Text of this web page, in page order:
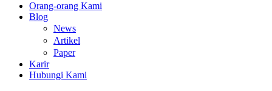
Orang-orang Kami
Blog
News
Artikel
Paper
Karir
Hubungi Kami